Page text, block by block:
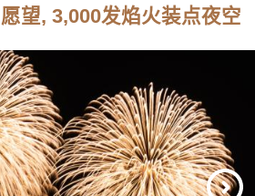
望, 3,000发焰火装点夜空